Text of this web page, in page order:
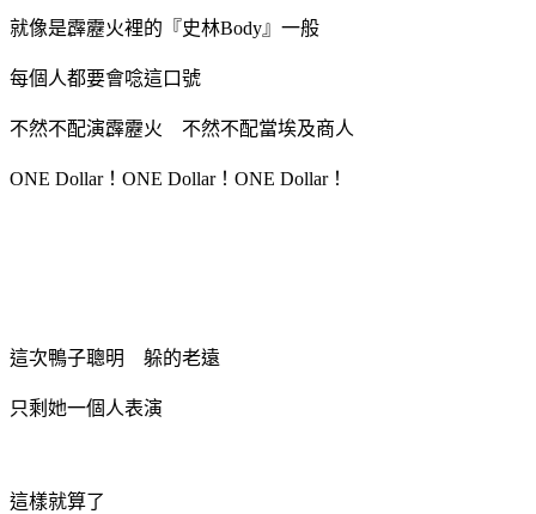
就像是霹靂火裡的『史林Body』一般
每個人都要會唸這口號
不然不配演霹靂火 不然不配當埃及商人
ONE Dollar！ONE Dollar！ONE Dollar！
這次鴨子聰明 躲的老遠
只剩她一個人表演
這樣就算了